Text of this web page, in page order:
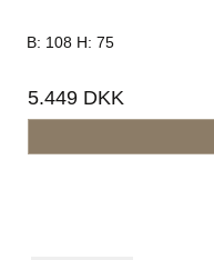
B: 108 H: 75
5.449 DKK